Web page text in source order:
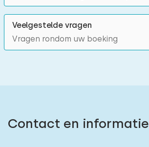
Veelgestelde vragen
Vragen rondom uw boeking
Contact en informatie